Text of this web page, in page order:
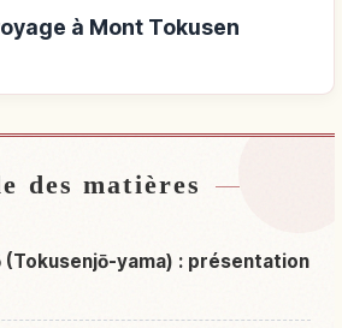
à Mont Tokusen
de Mont Tokusen Jouzan
Mont Tokusen Jouzan↗
des matières
(Tokusenjō-yama) : présentation